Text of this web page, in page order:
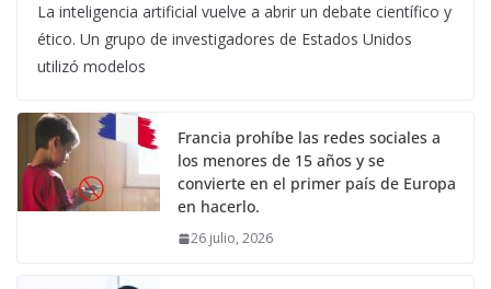
La inteligencia artificial vuelve a abrir un debate científico y
ético. Un grupo de investigadores de Estados Unidos
utilizó modelos
Francia prohíbe las redes sociales a
los menores de 15 años y se
convierte en el primer país de Europa
en hacerlo.
26 julio, 2026